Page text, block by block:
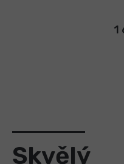
1
Skvělý